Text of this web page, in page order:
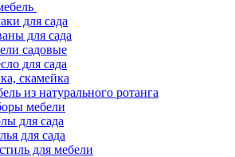
для сада
для сада
садовые
для сада
скамейка
из натурального ротанга
мебели
для сада
для сада
для мебели